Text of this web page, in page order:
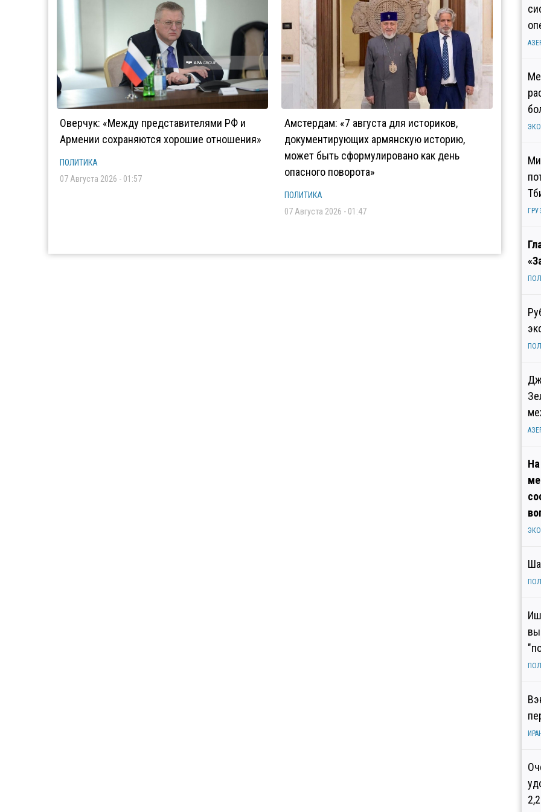
Оверчук: «Между представителями РФ и
Армении сохраняются хорошие отношения»
ПОЛИТИКА
07 Августа 2026 - 01:57
Амстердам: «7 августа для историков,
документирующих армянскую историю,
может быть сформулировано как день
опасного поворота»
ПОЛИТИКА
07 Августа 2026 - 01:47